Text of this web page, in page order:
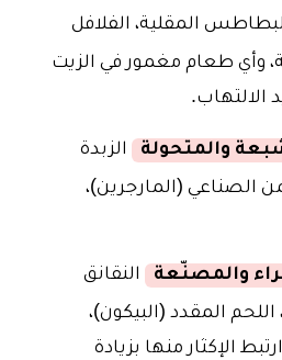
المقلية، الفلافل
وأي طعام مغمور في الزيت
والمتحولة
الزبدة
الصناعي (المارجرين)،
والمصنّعة
النقانق
المقدد (البيكون)،
الإكثار منها بزيادة